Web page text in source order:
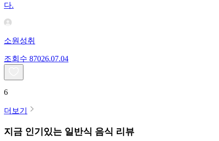
다.
소원성취
조회수 87026.07.04
6
더보기
지금 인기있는 일반식 음식 리뷰